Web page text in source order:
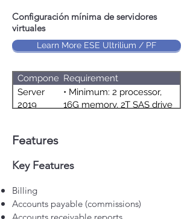
Configuración mínima de servidores
virtuales
Learn More ESE Ultrilium / PF
ComponentRequirement
Server
2019
• Minimum: 2 processor,
16G memory, 2T SAS drive
Features
Key Features
Billing
Accounts payable (commissions)